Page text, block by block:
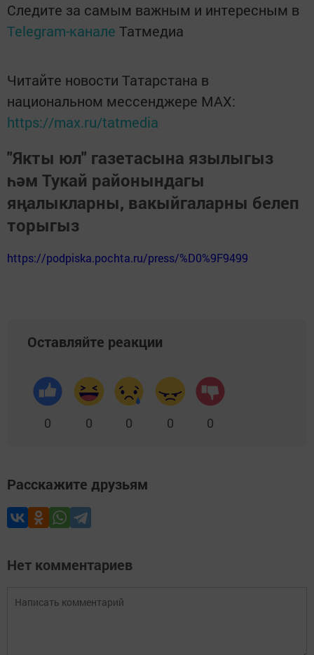
Следите за самым важным и интересным в
Telegram-канале Татмедиа
Читайте новости Татарстана в
национальном мессенджере MАХ:
https://max.ru/tatmedia
"Якты юл" газетасына язылыгыз
һәм Тукай районындагы
яңалыкларны, вакыйгаларны белеп
торыгыз
https://podpiska.pochta.ru/press/%D0%9F9499
Оставляйте реакции
0 0 0 0 0
Расскажите друзьям
Нет комментариев